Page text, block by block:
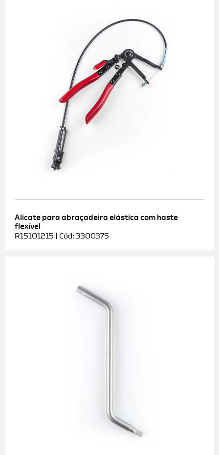
Alicate para abraçadeira elástica com haste
flexível
R15101215 | Cód: 3300375